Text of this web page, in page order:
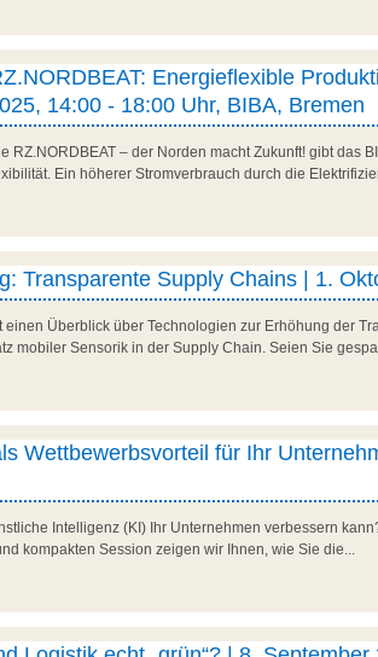
Energieflexible
14:00 - 18:00 Uhr, BIBA, Bremen
RZ.NORDBEAT – der Norden macht Zukunft! gibt das
Ein höherer Stromverbrauch durch die
Transparente Supply Chains | 1.
einen Überblick über Technologien zur Erhöhung der
mobiler Sensorik in der Supply Chain. Seien Sie
Wettbewerbsvorteil für Ihr
Intelligenz (KI) Ihr Unternehmen verbessern
kompakten Session zeigen wir Ihnen, wie Sie die...